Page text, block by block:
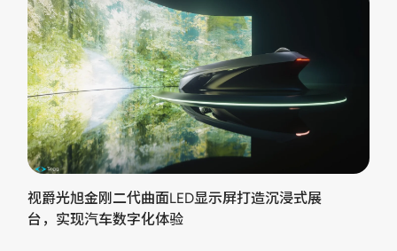
视爵光旭金刚二代曲面LED显示屏打造沉浸式展
台，实现汽车数字化体验